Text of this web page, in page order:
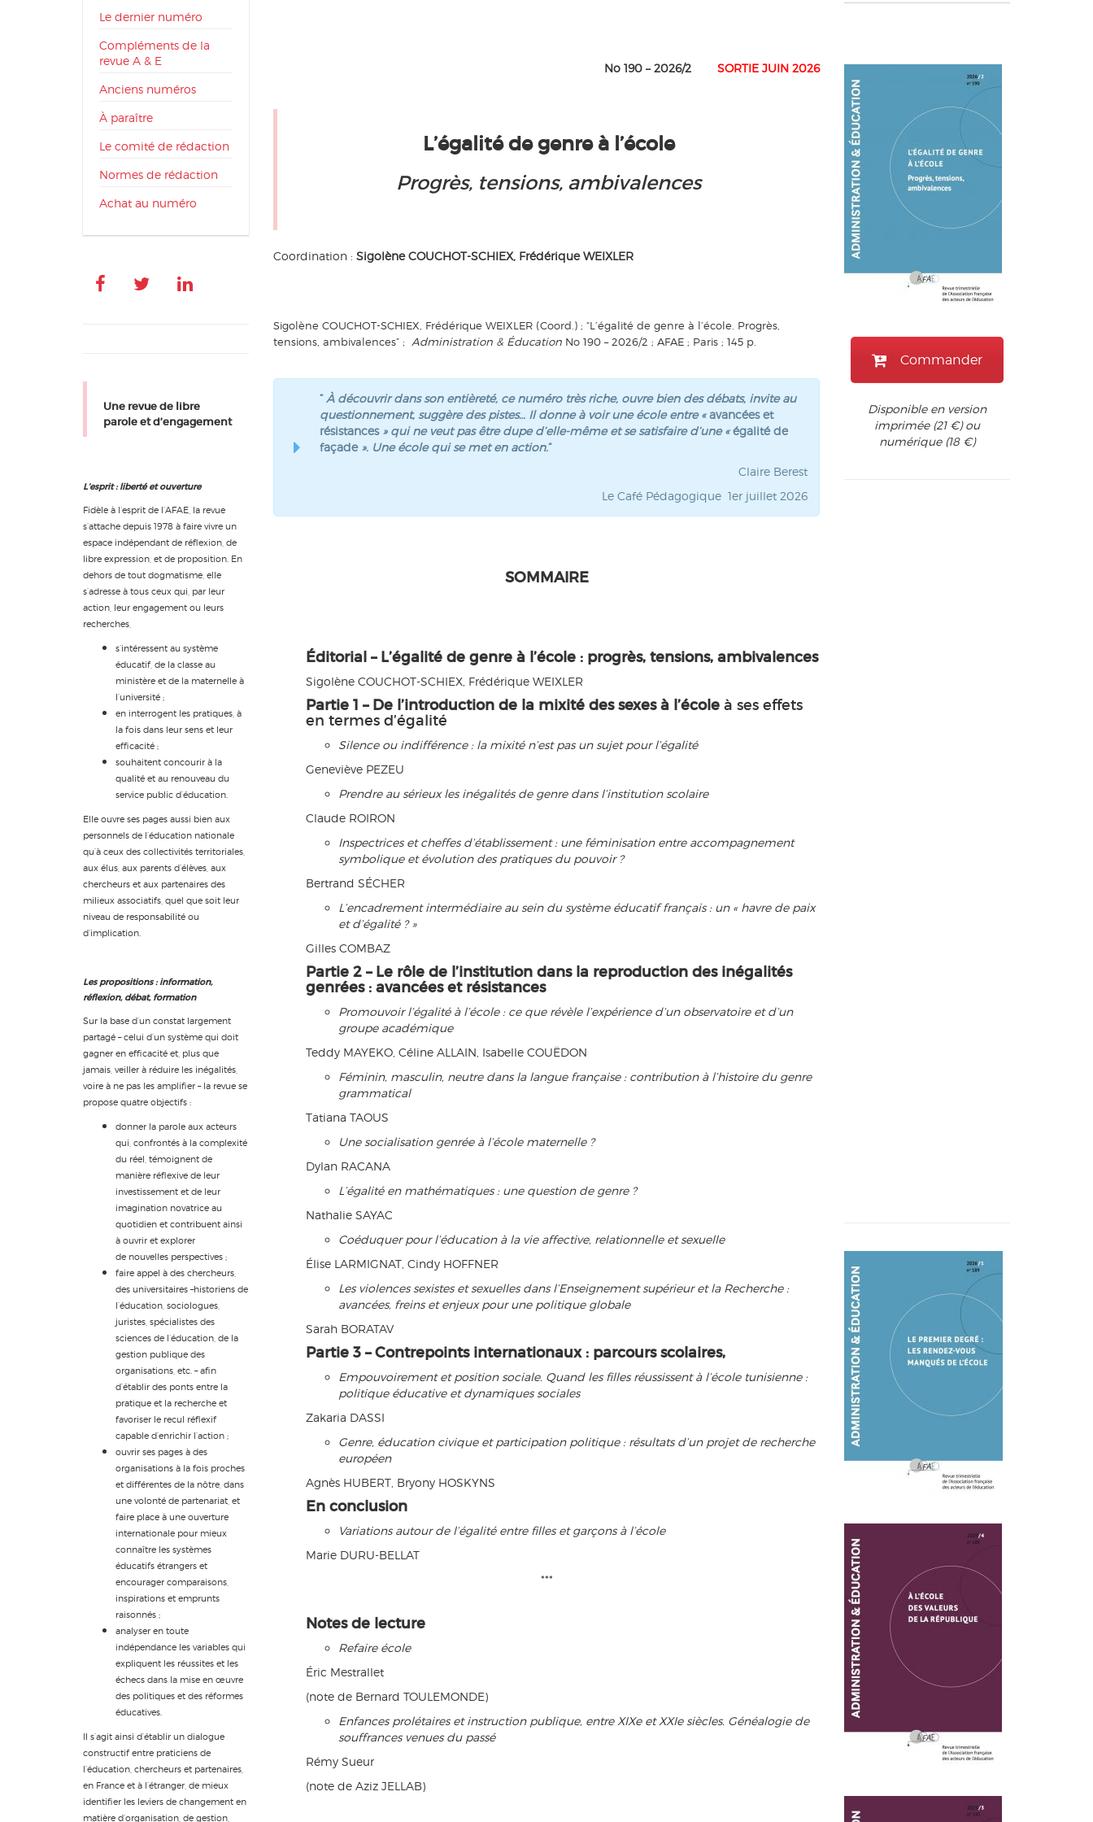
Le dernier numéro
Compléments de la
revue A & E
Anciens numéros
À paraître
Le comité de rédaction
Normes de rédaction
Achat au numéro
Une revue de libre
parole et d’engagement
L’esprit : liberté et ouverture
Fidèle à l’esprit de l’AFAE, la revue
s’attache depuis 1978 à faire vivre un
espace indépendant de réflexion, de
libre expression, et de proposition. En
dehors de tout dogmatisme, elle
s’adresse à tous ceux qui, par leur
action, leur engagement ou leurs
recherches,
s’intéressent au système
éducatif, de la classe au
ministère et de la maternelle à
l’université ;
en interrogent les pratiques, à
la fois dans leur sens et leur
efficacité ;
souhaitent concourir à la
qualité et au renouveau du
service public d’éducation.
Elle ouvre ses pages aussi bien aux
personnels de l’éducation nationale
qu’à ceux des collectivités territoriales,
aux élus, aux parents d’élèves, aux
chercheurs et aux partenaires des
milieux associatifs, quel que soit leur
niveau de responsabilité ou
d’implication.
Les propositions : information,
réflexion, débat, formation
Sur la base d’un constat largement
partagé – celui d’un système qui doit
gagner en efficacité et, plus que
jamais, veiller à réduire les inégalités,
voire à ne pas les amplifier – la revue se
propose quatre objectifs :
donner la parole aux acteurs
qui, confrontés à la complexité
du réel, témoignent de
manière réflexive de leur
investissement et de leur
imagination novatrice au
quotidien et contribuent ainsi
à ouvrir et explorer
de nouvelles perspectives ;
faire appel à des chercheurs,
des universitaires –historiens de
l’éducation, sociologues,
juristes, spécialistes des
sciences de l’éducation, de la
gestion publique des
organisations, etc. – afin
d’établir des ponts entre la
pratique et la recherche et
favoriser le recul réflexif
capable d’enrichir l’action ;
ouvrir ses pages à des
organisations à la fois proches
et différentes de la nôtre, dans
une volonté de partenariat, et
faire place à une ouverture
internationale pour mieux
connaître les systèmes
éducatifs étrangers et
encourager comparaisons,
inspirations et emprunts
raisonnés ;
analyser en toute
indépendance les variables qui
expliquent les réussites et les
échecs dans la mise en œuvre
des politiques et des réformes
éducatives.
Il s’agit ainsi d’établir un dialogue
constructif entre praticiens de
l’éducation, chercheurs et partenaires,
en France et à l’étranger, de mieux
identifier les leviers de changement en
matière d’organisation, de gestion,
No 190 – 2026/2 SORTIE JUIN 2026
L’égalité de genre à l’école
Progrès, tensions, ambivalences
Coordination : Sigolène COUCHOT-SCHIEX, Frédérique WEIXLER
Sigolène COUCHOT-SCHIEX, Frédérique WEIXLER (Coord.) ; “L’égalité de genre à l’école. Progrès,
tensions, ambivalences” ; Administration & Éducation No 190 – 2026/2 ; AFAE ; Paris ; 145 p.
”À découvrir dans son entièreté, ce numéro très riche, ouvre bien des débats, invite au
questionnement, suggère des pistes… Il donne à voir une école entre «avancées et
résistances » qui ne veut pas être dupe d’elle-même et se satisfaire d’une «égalité de
façade». Une école qui se met en action.“
Claire Berest
Le Café Pédagogique 1er juillet 2026
SOMMAIRE
Éditorial – L’égalité de genre à l’école : progrès, tensions, ambivalences
Sigolène COUCHOT-SCHIEX, Frédérique WEIXLER
Partie 1 – De l’introduction de la mixité des sexes à l’école à ses effets
en termes d’égalité
Silence ou indifférence : la mixité n’est pas un sujet pour l’égalité
Geneviève PEZEU
Prendre au sérieux les inégalités de genre dans l’institution scolaire
Claude ROIRON
Inspectrices et cheffes d’établissement : une féminisation entre accompagnement
symbolique et évolution des pratiques du pouvoir ?
Bertrand SÉCHER
L’encadrement intermédiaire au sein du système éducatif français : un « havre de paix
et d’égalité ? »
Gilles COMBAZ
Partie 2 – Le rôle de l’institution dans la reproduction des inégalités
genrées : avancées et résistances
Promouvoir l’égalité à l’école : ce que révèle l’expérience d’un observatoire et d’un
groupe académique
Teddy MAYEKO, Céline ALLAIN, Isabelle COUËDON
Féminin, masculin, neutre dans la langue française : contribution à l’histoire du genre
grammatical
Tatiana TAOUS
Une socialisation genrée à l’école maternelle ?
Dylan RACANA
L’égalité en mathématiques : une question de genre ?
Nathalie SAYAC
Coéduquer pour l’éducation à la vie affective, relationnelle et sexuelle
Élise LARMIGNAT, Cindy HOFFNER
Les violences sexistes et sexuelles dans l’Enseignement supérieur et la Recherche :
avancées, freins et enjeux pour une politique globale
Sarah BORATAV
Partie 3 – Contrepoints internationaux : parcours scolaires,
Empouvoirement et position sociale. Quand les filles réussissent à l’école tunisienne :
politique éducative et dynamiques sociales
Zakaria DASSI
Genre, éducation civique et participation politique : résultats d’un projet de recherche
européen
Agnès HUBERT, Bryony HOSKYNS
En conclusion
Variations autour de l’égalité entre filles et garçons à l’école
Marie DURU-BELLAT
***
Notes de lecture
Refaire école
Éric Mestrallet
(note de Bernard TOULEMONDE)
Enfances prolétaires et instruction publique, entre XIXe et XXIe siècles. Généalogie de
souffrances venues du passé
Rémy Sueur
(note de Aziz JELLAB)
Commander
Disponible en version
imprimée (21 €) ou
numérique (18 €)